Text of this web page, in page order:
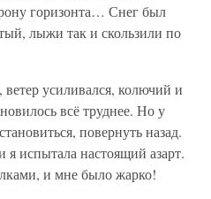
горизонта… Снег был
лыжи так и скользили по
усиливался, колючий и
всё труднее. Но у
повернуть назад.
испытала настоящий азарт.
и мне было жарко!